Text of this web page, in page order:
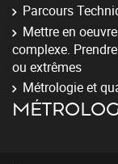
Parcours
Mettre en
complexe.
ou extrêmes
Métrologie et